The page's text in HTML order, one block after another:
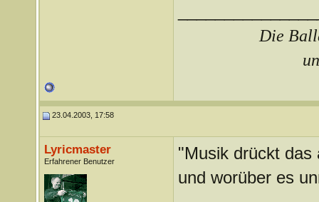
Die
23.04.2003, 17:58
Lyricmaster
Erfahrener Benutzer
"Musik drückt das
und worüber es